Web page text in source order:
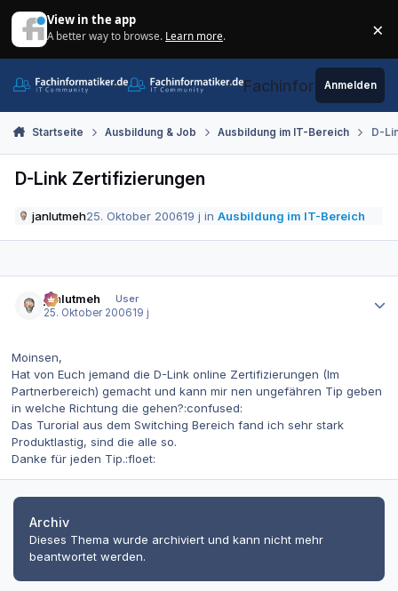
View in the app
A better way to browse. Learn more. ×
Fachinformatiker.de
Anmelden
Startseite Ausbildung & Job Ausbildung im IT-Bereich D-
D-Link Zertifizierungen
janlutmeh25. Oktober 200619 j inAusbildung im IT-Bereich
janlutmeh
User
25. Oktober 200619 j
Moinsen,
Hat von Euch jemand die D-Link online Zertifizierungen (Im
Partnerbereich) gemacht und kann mir nen ungefähren Tip geben
in welche Richtung die gehen?:confused:
Das Turorial aus dem Switching Bereich fand ich sehr stark
Produktlastig, sind die alle so.
Danke für jeden Tip.:floet:
Archiv
Dieses Thema wurde archiviert und kann nicht mehr
beantwortet werden.